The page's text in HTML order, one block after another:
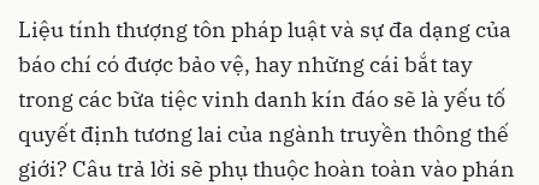
Liệu tính thượng tôn pháp luật và sự đa dạng của
báo chí có được bảo vệ, hay những cái bắt tay
trong các bữa tiệc vinh danh kín đáo sẽ là yếu tố
quyết định tương lai của ngành truyền thông thế
giới? Câu trả lời sẽ phụ thuộc hoàn toàn vào phán